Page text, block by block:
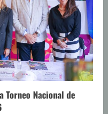
Torneo Nacional de